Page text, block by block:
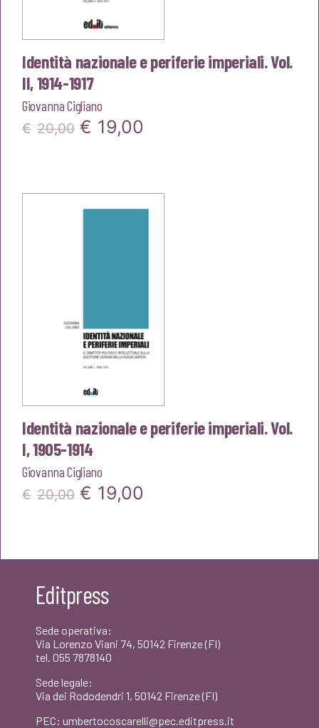
Identità nazionale e periferie imperiali. Vol.
II, 1914-1917
Giovanna Cigliano
€ 20,00 Il
era:
€ 19,00
è:
Identità nazionale e periferie imperiali. Vol.
I, 1905-1914
Giovanna Cigliano
€ 20,00 Il
€20,00.
€ 19,00
Editpress
Sede operativa:
Via Lorenzo Viani 74, 50142 Firenze (FI)
tel. 055 7878140
Sede legale:
Via dei Rododendri 1, 50142 Firenze (FI)
PEC: umbertocoscarelli@pec.editpress.it